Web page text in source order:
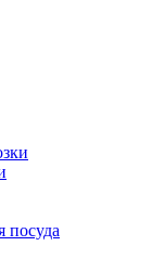
посуда